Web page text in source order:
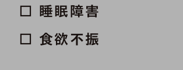
□ 睡眠障害
□ 食欲不振